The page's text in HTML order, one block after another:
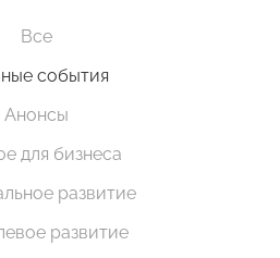
Все
события
Анонсы
для бизнеса
развитие
развитие